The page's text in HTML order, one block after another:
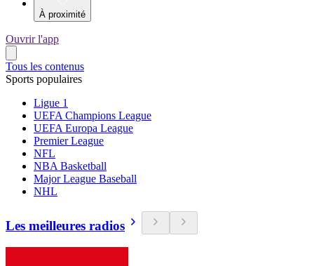
À proximité
Ouvrir l'app
Tous les contenus
Sports populaires
Ligue 1
UEFA Champions League
UEFA Europa League
Premier League
NFL
NBA Basketball
Major League Baseball
NHL
Les meilleures radios